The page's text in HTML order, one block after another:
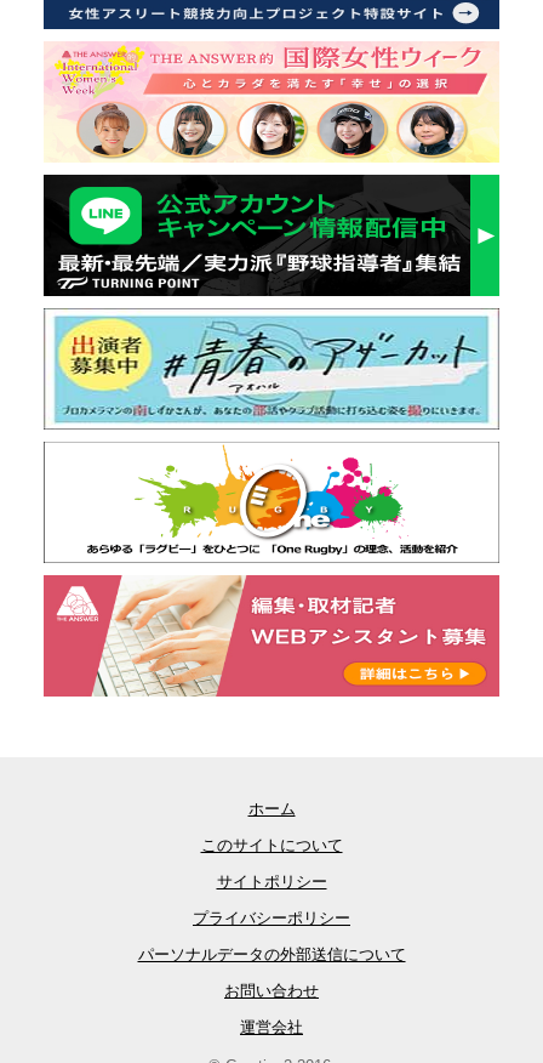
ホーム
このサイトについて
サイトポリシー
プライバシーポリシー
パーソナルデータの外部送信について
お問い合わせ
運営会社